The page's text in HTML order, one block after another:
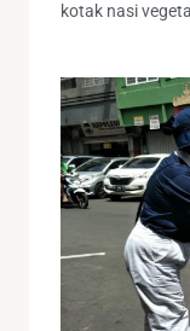
kotak nasi